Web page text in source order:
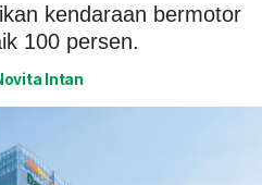
kendaraan bermotor
100 persen.
Intan